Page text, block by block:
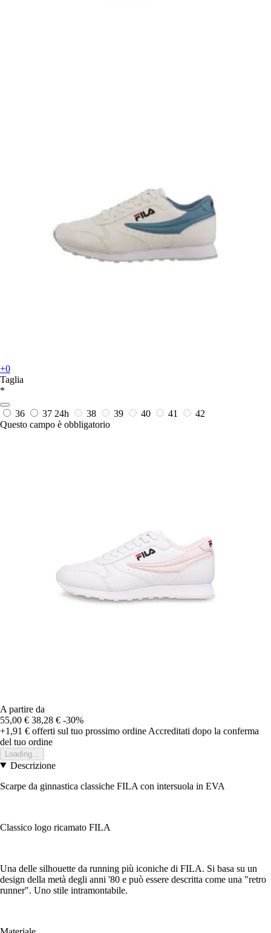
+0
Taglia
*
36 37 24h 38 39 40 41
42
Questo campo è obbligatorio
A partire da
55,00 € 38,28 € -30%
+1,91 € offerti sul tuo prossimo ordine Accreditati dopo la conferma
del tuo ordine
Loading...
Descrizione
Scarpe da ginnastica classiche FILA con intersuola in EVA
Classico logo ricamato FILA
Una delle silhouette da running più iconiche di FILA. Si basa su un
design della metà degli anni '80 e può essere descritta come una "retro
runner". Uno stile intramontabile.